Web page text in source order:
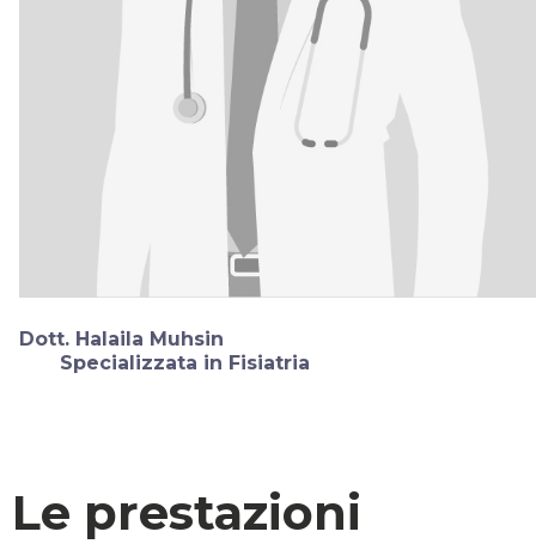
Dott. Halaila Muhsin
Specializzata in Fisiatria
Le prestazioni